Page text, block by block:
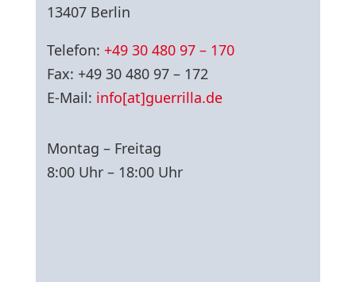
13407 Berlin
Telefon: +49 30 480 97 – 170
Fax: +49 30 480 97 – 172
E-Mail: info[at]guerrilla.de
Montag – Freitag
8:00 Uhr – 18:00 Uhr